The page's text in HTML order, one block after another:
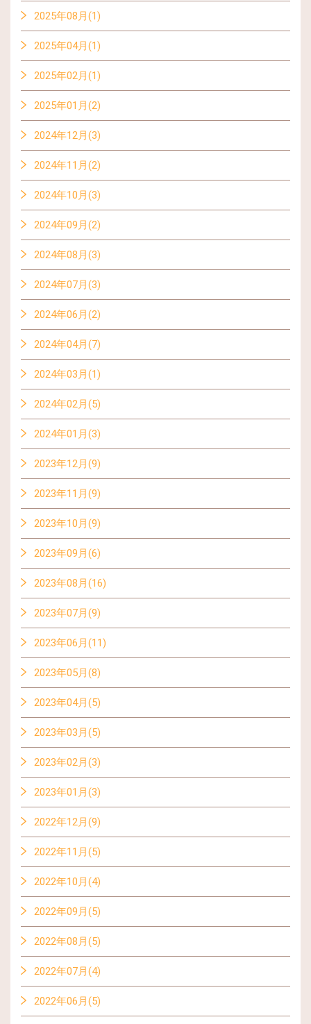
2025年08月(1)
2025年04月(1)
2025年02月(1)
2025年01月(2)
2024年12月(3)
2024年11月(2)
2024年10月(3)
2024年09月(2)
2024年08月(3)
2024年07月(3)
2024年06月(2)
2024年04月(7)
2024年03月(1)
2024年02月(5)
2024年01月(3)
2023年12月(9)
2023年11月(9)
2023年10月(9)
2023年09月(6)
2023年08月(16)
2023年07月(9)
2023年06月(11)
2023年05月(8)
2023年04月(5)
2023年03月(5)
2023年02月(3)
2023年01月(3)
2022年12月(9)
2022年11月(5)
2022年10月(4)
2022年09月(5)
2022年08月(5)
2022年07月(4)
2022年06月(5)